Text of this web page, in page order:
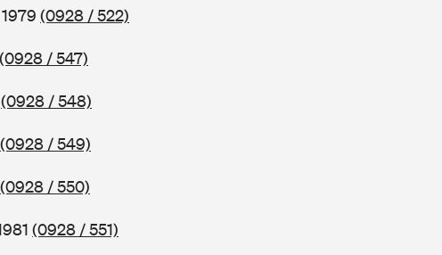
(0928 / 522)
(0928 / 547)
(0928 / 548)
(0928 / 549)
(0928 / 550)
(0928 / 551)